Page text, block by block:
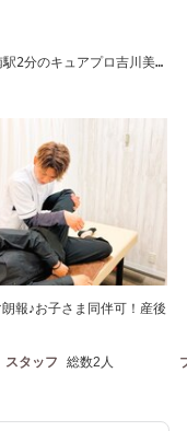
2分のキュアプロ吉川美南
報♪お子さま同伴可！産後
スタッフ 総数2人